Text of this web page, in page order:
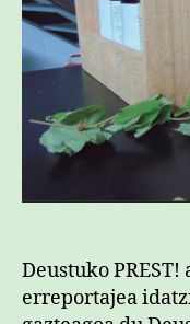
Deustuko
erreportajea